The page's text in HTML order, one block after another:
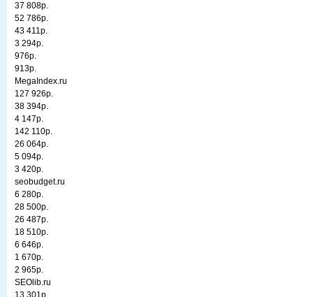
37 808р.
52 786р.
43 411р.
3 294р.
976р.
913р.
MegaIndex.ru
127 926р.
38 394р.
4 147р.
142 110р.
26 064р.
5 094р.
3 420р.
seobudget.ru
6 280р.
28 500р.
26 487р.
18 510р.
6 646р.
1 670р.
2 965р.
SEOlib.ru
13 301р.